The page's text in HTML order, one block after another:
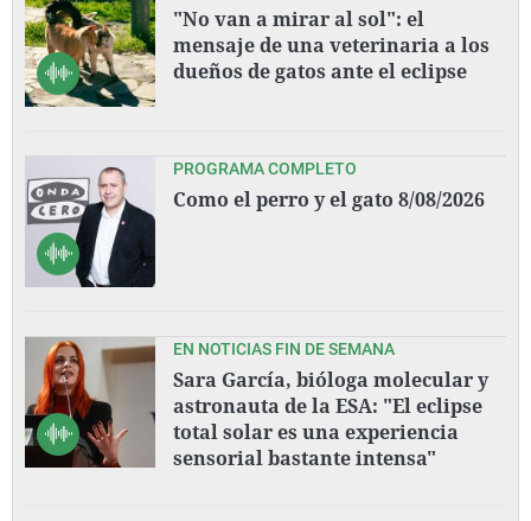
"No van a mirar al sol": el
mensaje de una veterinaria a los
dueños de gatos ante el eclipse
PROGRAMA COMPLETO
Como el perro y el gato 8/08/2026
EN NOTICIAS FIN DE SEMANA
Sara García, bióloga molecular y
astronauta de la ESA: "El eclipse
total solar es una experiencia
sensorial bastante intensa"